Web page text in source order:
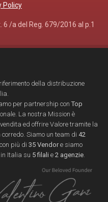
Policy
6 /a del Reg. 679/2016 al p.1
della distribuzione
per partnership con Top
La nostra Mission è
ed offrire Valore tramite la
Siamo un team di 42
più di 35 Vendore siamo
Italia su 5 filali e 2 agenzie